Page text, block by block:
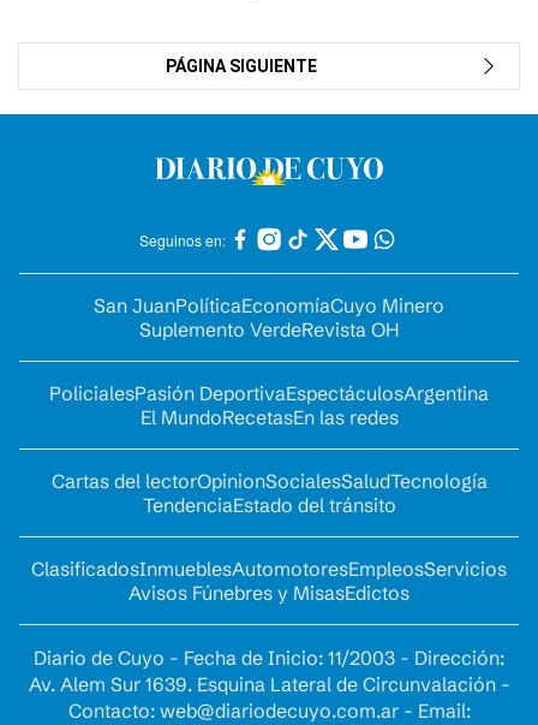
PÁGINA SIGUIENTE
Seguinos en:
San JuanPolíticaEconomíaCuyo Minero
Suplemento VerdeRevista OH
PolicialesPasión DeportivaEspectáculosArgentina
El MundoRecetasEn las redes
Cartas del lectorOpinionSocialesSaludTecnología
TendenciaEstado del tránsito
ClasificadosInmueblesAutomotoresEmpleosServicios
Avisos Fúnebres y MisasEdictos
Diario de Cuyo - Fecha de Inicio: 11/2003 - Dirección:
Av. Alem Sur 1639. Esquina Lateral de Circunvalación -
Contacto: web@diariodecuyo.com.ar- Email: